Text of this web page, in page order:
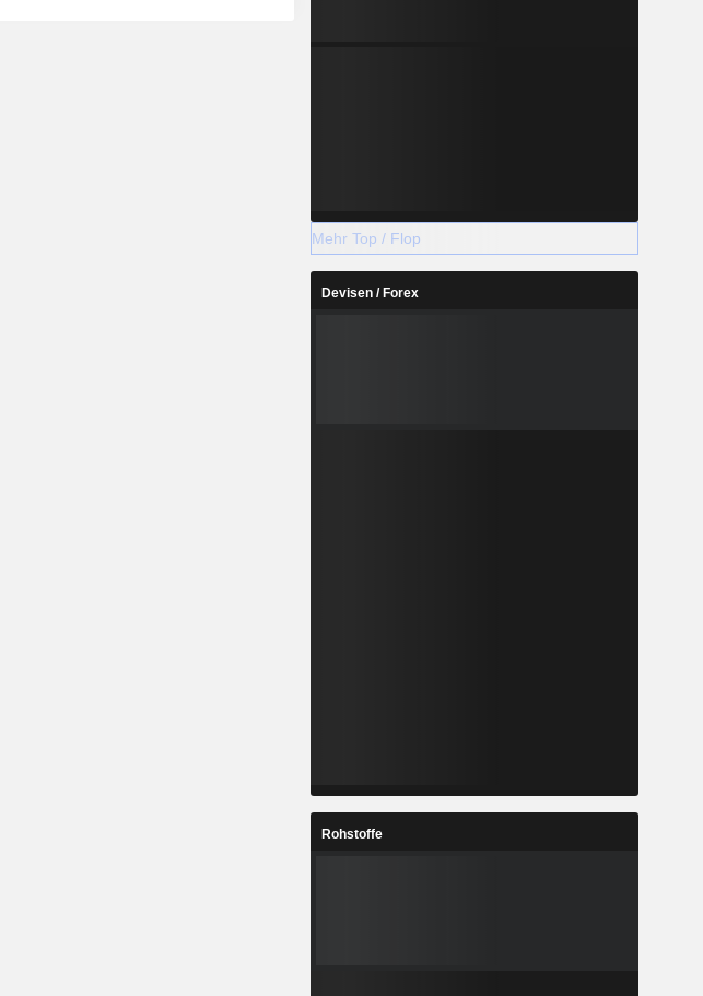
Mehr Top / Flop
Devisen / Forex
Rohstoffe